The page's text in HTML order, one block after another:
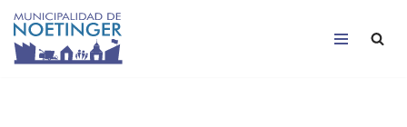
Saltar